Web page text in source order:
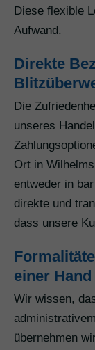
Diese flexible
Aufwand.
Direkte
Die
unseres
Ort in
entweder in
direkte und
dass unsere
einer Hand
Wir wissen,
übernehmen